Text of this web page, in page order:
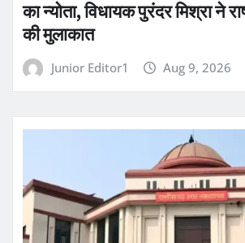
का न्योता, विधायक पुरंदर मिश्रा ने
की मुलाकात
Junior Editor1 Aug 9, 2026